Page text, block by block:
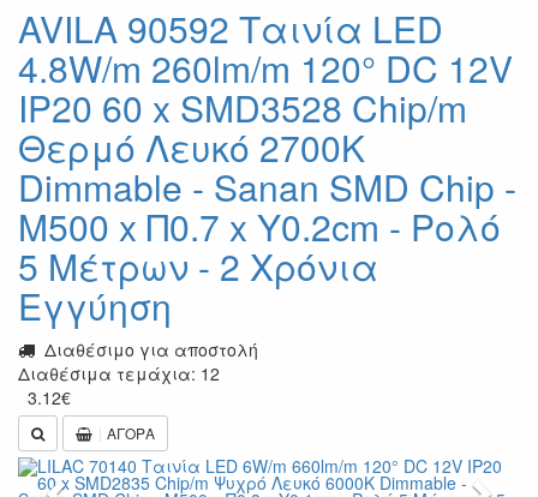
AVILA 90592 Ταινία LED
4.8W/m 260lm/m 120° DC 12V
IP20 60 x SMD3528 Chip/m
Θερμό Λευκό 2700K
Dimmable - Sanan SMD Chip -
Μ500 x Π0.7 x Υ0.2cm - Ρολό
5 Μέτρων - 2 Χρόνια
Εγγύηση
Διαθέσιμο για αποστολή
Διαθέσιμα τεμάχια: 12
3.12€
ΑΓΟΡΑ
Previous Next